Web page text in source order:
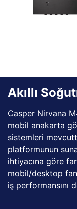
Akıllı
Casper Nirvana
mobil anakarta
sistemleri
platformunun
ihtiyacına göre
mobil/desktop
iş performansını